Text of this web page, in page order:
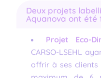
Deux projets
Aquanova ont été
Projet Eco-
CARSO-LSEHL
offrir à ses clients